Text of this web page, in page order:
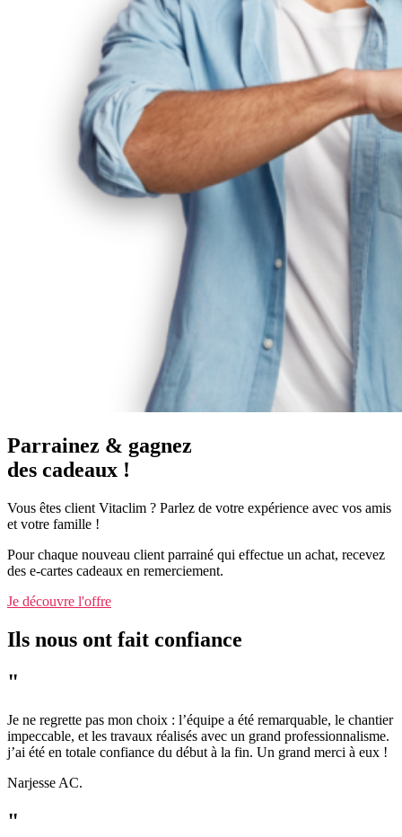
Parrainez & gagnez
des cadeaux !
Vous êtes client Vitaclim ? Parlez de votre expérience avec vos amis
et votre famille !
Pour chaque nouveau client parrainé qui effectue un achat, recevez
des e-cartes cadeaux en remerciement.
Je découvre l'offre
Ils nous ont fait confiance
"
Je ne regrette pas mon choix : l’équipe a été remarquable, le chantier
impeccable, et les travaux réalisés avec un grand professionnalisme.
j’ai été en totale confiance du début à la fin. Un grand merci à eux !
Narjesse AC.
"